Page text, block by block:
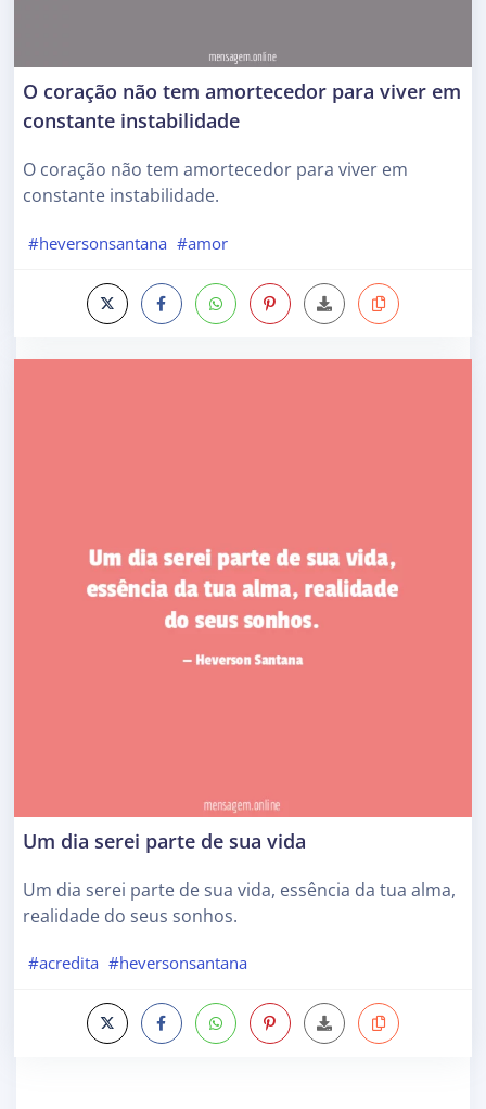
O coração não tem amortecedor para viver em
constante instabilidade
O coração não tem amortecedor para viver em
constante instabilidade.
#heversonsantana #amor
Um dia serei parte de sua vida
Um dia serei parte de sua vida, essência da tua alma,
realidade do seus sonhos.
#acredita #heversonsantana